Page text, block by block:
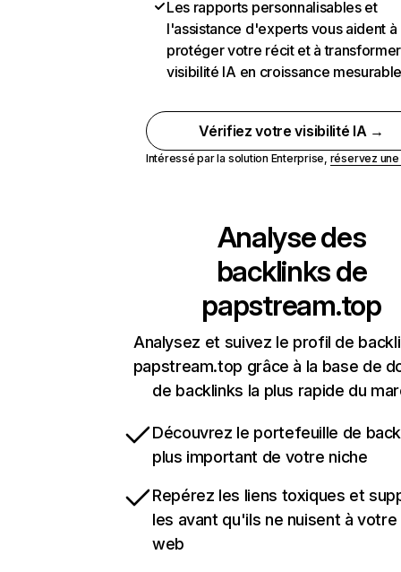
Les rapports personnalisables et
l'assistance d'experts vous aident à
protéger votre récit et à
visibilité IA en croissance
Vérifiez votre visibilité IA →
Intéressé par la solution Enterprise, réservez
Analyse des
backlinks de
papstream.top
Analysez et suivez le profil de
papstream.top grâce à la base de
de backlinks la plus rapide du
Découvrez le portefeuille de
plus important de votre niche
Repérez les liens toxiques et
les avant qu'ils ne nuisent à
web